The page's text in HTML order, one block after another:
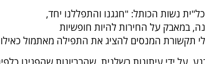
נשות הכותל: "חגגנו והתפללנו יחד,
במאבק על החירות להיות חופשיות
תקשורת המנסים להציג את התפילה מאתמול